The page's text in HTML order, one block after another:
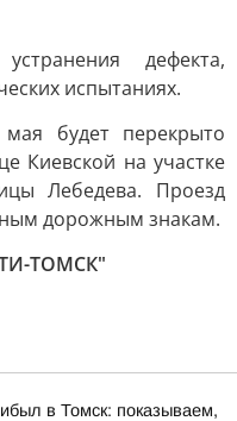
дефекта,
испытаниях.
будет перекрыто
Киевской на участке
Лебедева. Проезд
дорожным знакам.
ТОМСК"
в Томск: показываем,